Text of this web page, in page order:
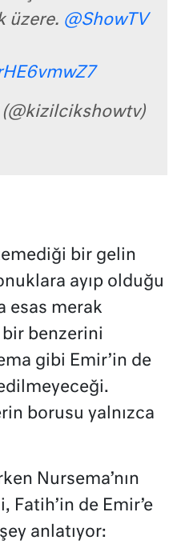
üzere. @ShowTV
(@kizilcikshowtv)
bir gelin
ayıp olduğu
esas merak
benzerini
gibi Emir’in de
borusu yalnızca
Nursema’nın
Fatih’in de Emir’e
anlatıyor: